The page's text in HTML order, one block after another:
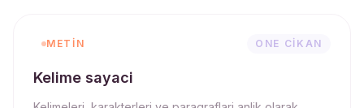
METIN ONE CIKAN
Kelime sayaci